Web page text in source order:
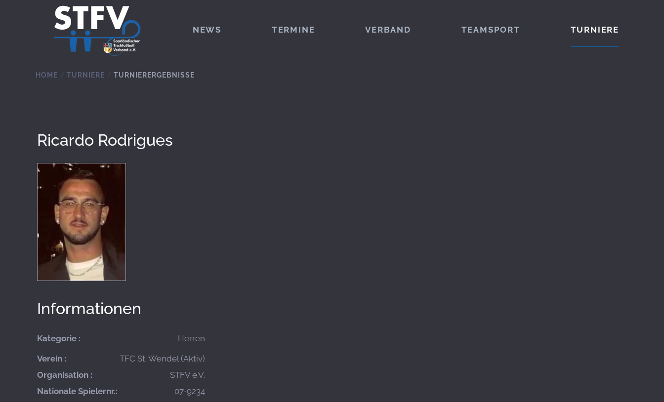
Zum Hauptinhalt springen
NEWS TERMINE VERBAND TEAMSPORT TURNIERE
HOME TURNIERE TURNIERERGEBNISSE
Ricardo Rodrigues
Informationen
Kategorie : Herren
Verein :
TFC St. Wendel (Aktiv)
Organisation :
STFV e.V.
Nationale Spielernr.:
07-9234